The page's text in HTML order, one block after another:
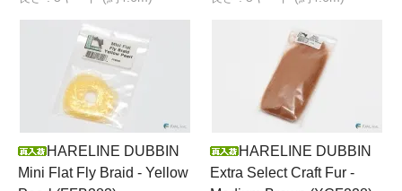
HARELINE DUBBIN
Mini Flat Fly Braid - Yellow
HARELINE DUBBIN
Extra Select Craft Fur -